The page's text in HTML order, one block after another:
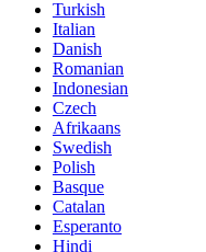
Turkish
Italian
Danish
Romanian
Indonesian
Czech
Afrikaans
Swedish
Polish
Basque
Catalan
Esperanto
Hindi